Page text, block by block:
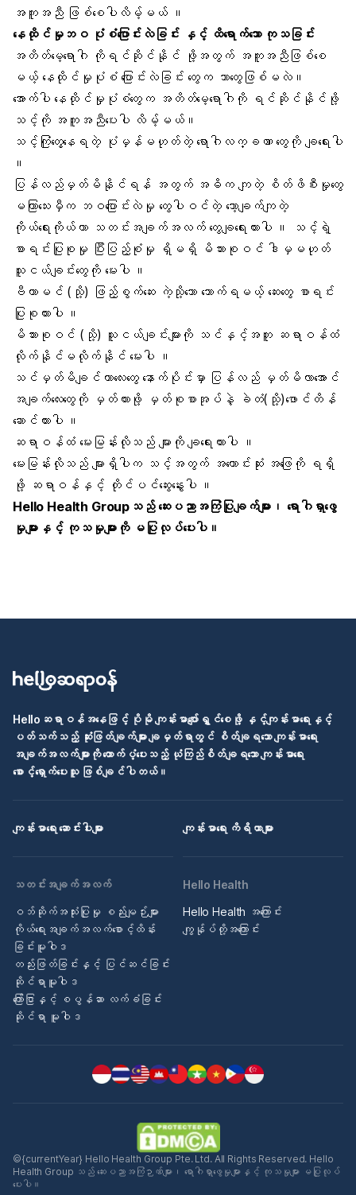
အကူအညီ ဖြစ်စေပါလိမ့်မယ် ။
နေထိုင်မှုဘဝ ပုံစံပြောင်းလဲခြင်း နှင့် ထိရောက်သော ကုသခြင်း
အတိတ်မေ့ရောဂါ ကိုရင်ဆိုင်နိုင် ဖို့အတွက် အကူအညီဖြစ်စေ
မယ့် နေထိုင်မှုပုံစံ ပြောင်းလဲခြင်း တွေက ဘာတွေဖြစ်မလဲ။
အောက်ပါ နေထိုင်မှုပုံစံတွေက အတိတ်မေ့ရောဂါကို ရင်ဆိုင်နိုင်ဖို့
သင့်ကို အကူအညီပေးပါ လိမ့်မယ်။
သင့်ကြုံတွေ့နေရတဲ့ ပုံမှန်မဟုတ်တဲ့ ရောဂါလက္ခဏာ တွေကို ချရေးပါ
။
ပြန်လည်မှတ်မိနိုင်ရန် အတွက် အဓိက ကျတဲ့ စိတ်ဖိစီးမှုတွေ
မကြာသေးမှီက ဘဝပြောင်းလဲမှု တွေပါဝင်တဲ့ သော့ချက်ကျတဲ့
ကိုယ်ရေးကိုယ်တာ သတင်းအချက်အလက် တွေချရေးထားပါ ။ သင့်ရဲ့
စာရင်းပြုစုမှု ပြီးပြည့်စုံမှု ရှိမရှိ မိသားစုဝင် ဒါမှမဟုတ်
သူငယ်ချင်းတွေကို မေးပါ ။
ဗီတာမင် (သို့) ဖြည့်စွက်ဆေး ကဲ့သို့သော သောက်ရမယ့် ဆေးတွေ စာရင်း
ပြုစုထားပါ ။
မိသားစုဝင် (သို့) သူငယ်ချင်းများကို သင်နှင့်အတူ ဆရာဝန်ထံ
လိုက်နိုင်မလိုက်နိုင် မေးပါ ။
သင်မှတ်မိချင်တာလေးတွေ နောက်ပိုင်းမှာ ပြန်လည် မှတ်မိလာအောင်
အချက်လေးတွေကို မှတ်ထားဖို့ မှတ်စုစာအုပ်နဲ့ ခဲတံ(သို့)ဖောင်တိန်
ဆောင်ထားပါ ။
ဆရာဝန်ထံ မေးမြန်းလိုသည် များကို ချရေးထားပါ ။
မေးမြန်းလိုသည် များရှိပါက သင့်အတွက် အကောင်းဆုံး အဖြေကို ရရှိ
ဖို့ ဆရာဝန်နှင့် တိုင်ပင်ဆွေးနွေးပါ ။
Hello Health Groupသည် ဆေးပညာအကြံပြုချက်များ၊ ရောဂါရှာဖွေ
မှုများနှင့် ကုသမှုများကို မပြုလုပ်ပေးပါ။
Helloဆရာဝန်အနေဖြင့် ပိုမို ကျန်းမာပျော်ရွှင်စေဖို့ နှင့်ကျန်းမာရေးနှင့်
ပတ်သက်သည့် ဆုံးဖြတ်ချက်များ ချမှတ်ရာတွင် စိတ်ချရသော ကျန်းမာရေး
အချက်အလက်များကို ထောက်ပံ့ပေးသည့် ယုံကြည်စိတ်ချရသော ကျန်းမာရေး
စောင့်ရှောက်ပေးသူ ဖြစ်ချင်ပါတယ်။
ကျန်းမာရေး ဆောင်းပါးများ ကျန်းမာရေး ကိရိယာများ
သတင်းအချက်အလက်
ဝဘ်ဆိုက်အသုံးပြုမှု စည်းမျဉ်းများ
ကိုယ်ရေးအချက်အလက်စောင့်ထိန်း
ခြင်းမူဝါဒ
တည်းဖြတ်ခြင်းနှင့် ပြင်ဆင်ခြင်း
ဆိုင်ရာမူဝါဒ
ကြော်ငြာနှင့် စပွန်ဆာ လက်ခံခြင်း
ဆိုင်ရာ မူဝါဒ
Hello Health
Hello Health အကြောင်း
ကျွန်ုပ်တို့အကြောင်း
©{currentYear} Hello Health Group Pte. Ltd. All Rights Reserved. Hello
Health Group သည် ဆေးပညာအကြံဉာဏ်များ၊ ရောဂါရှာဖွေမှုများနှင့် ကုသမှုများ မပြုလုပ်
ပေးပါ။